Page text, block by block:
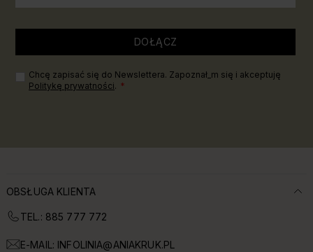
DOŁĄCZ
Chcę zapisać się do Newslettera. Zapoznał_m się i akceptuję
Politykę prywatności.
OBSŁUGA KLIENTA
TEL.: 885 777 772
E-MAIL: INFOLINIA@ANIAKRUK.PL